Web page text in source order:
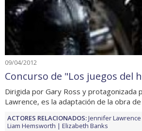
09/04/2012
Concurso de "Los juegos del
Dirigida por Gary Ross y protagonizada
Lawrence, es la adaptación de la obra de
ACTORES RELACIONADOS:Jennifer Lawrence
Liam Hemsworth
Elizabeth Banks